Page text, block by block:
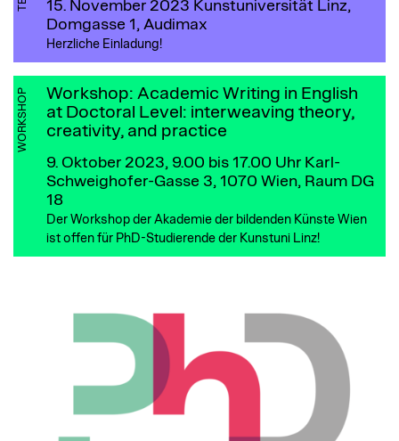
15. November 2023 Kunstuniversität Linz,
Domgasse 1, Audimax
Herzliche Einladung!
WORKSHOP
Workshop: Academic Writing in English
at Doctoral Level: interweaving theory,
creativity, and practice
9. Oktober 2023, 9.00 bis 17.00 Uhr Karl-
Schweighofer-Gasse 3, 1070 Wien, Raum DG
18
Der Workshop der Akademie der bildenden Künste Wien
ist offen für PhD-Studierende der Kunstuni Linz!